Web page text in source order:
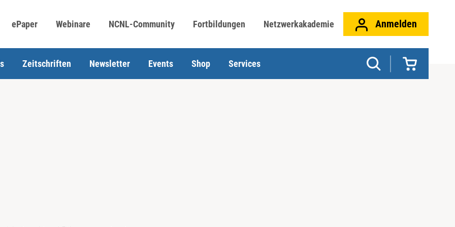
ePaper Webinare NCNL-Community Fortbildungen Netzwerkakademie Anmelden
Zeitschriften Newsletter Events Shop Services